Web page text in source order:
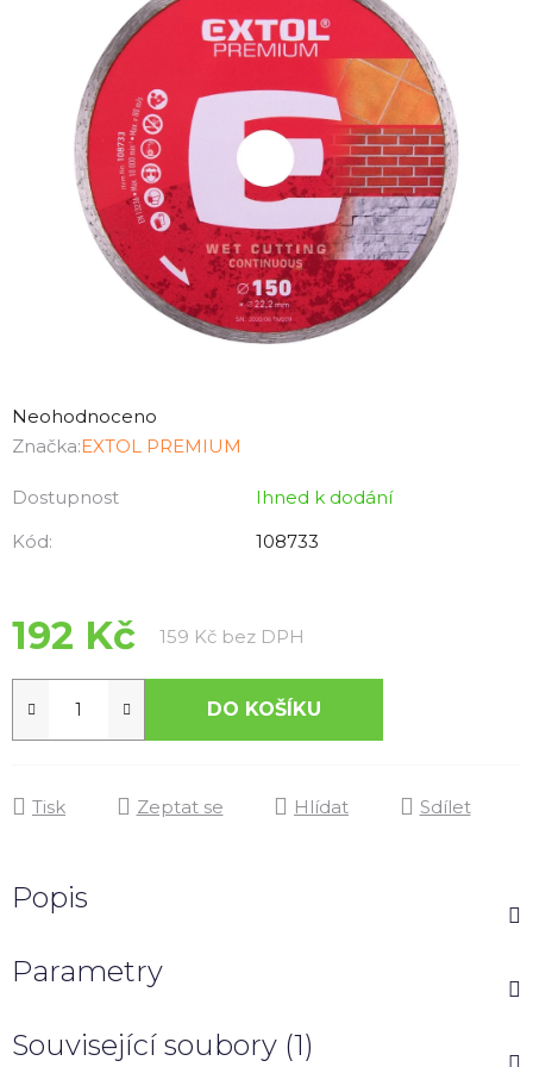
hodnocení
produktu
0,0
z
Neohodnoceno
Značka:EXTOL PREMIUM
Dostupnost
Ihned k dodání
Kód:
108733
192 Kč 159 Kč bez DPH
DO KOŠÍKU
Tisk Zeptat se Hlídat Sdílet
Popis
Parametry
Související soubory (1)